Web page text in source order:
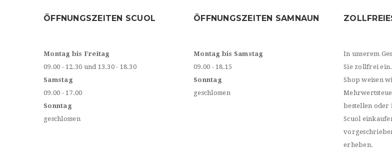
ÖFFNUNGSZEITEN SCUOL
Montag bis Freitag
09.00 - 12.30 und 13.30 - 18.30
Samstag
09.00 - 17.00
Sonntag
geschlossen
ÖFFNUNGSZEITEN SAMNAUN
Montag bis Samstag
09.00 - 18.15
Sonntag
geschlossen
In unserem
Sie zollfrei
Shop weisen
bestellen oder
Scuol
erheben.